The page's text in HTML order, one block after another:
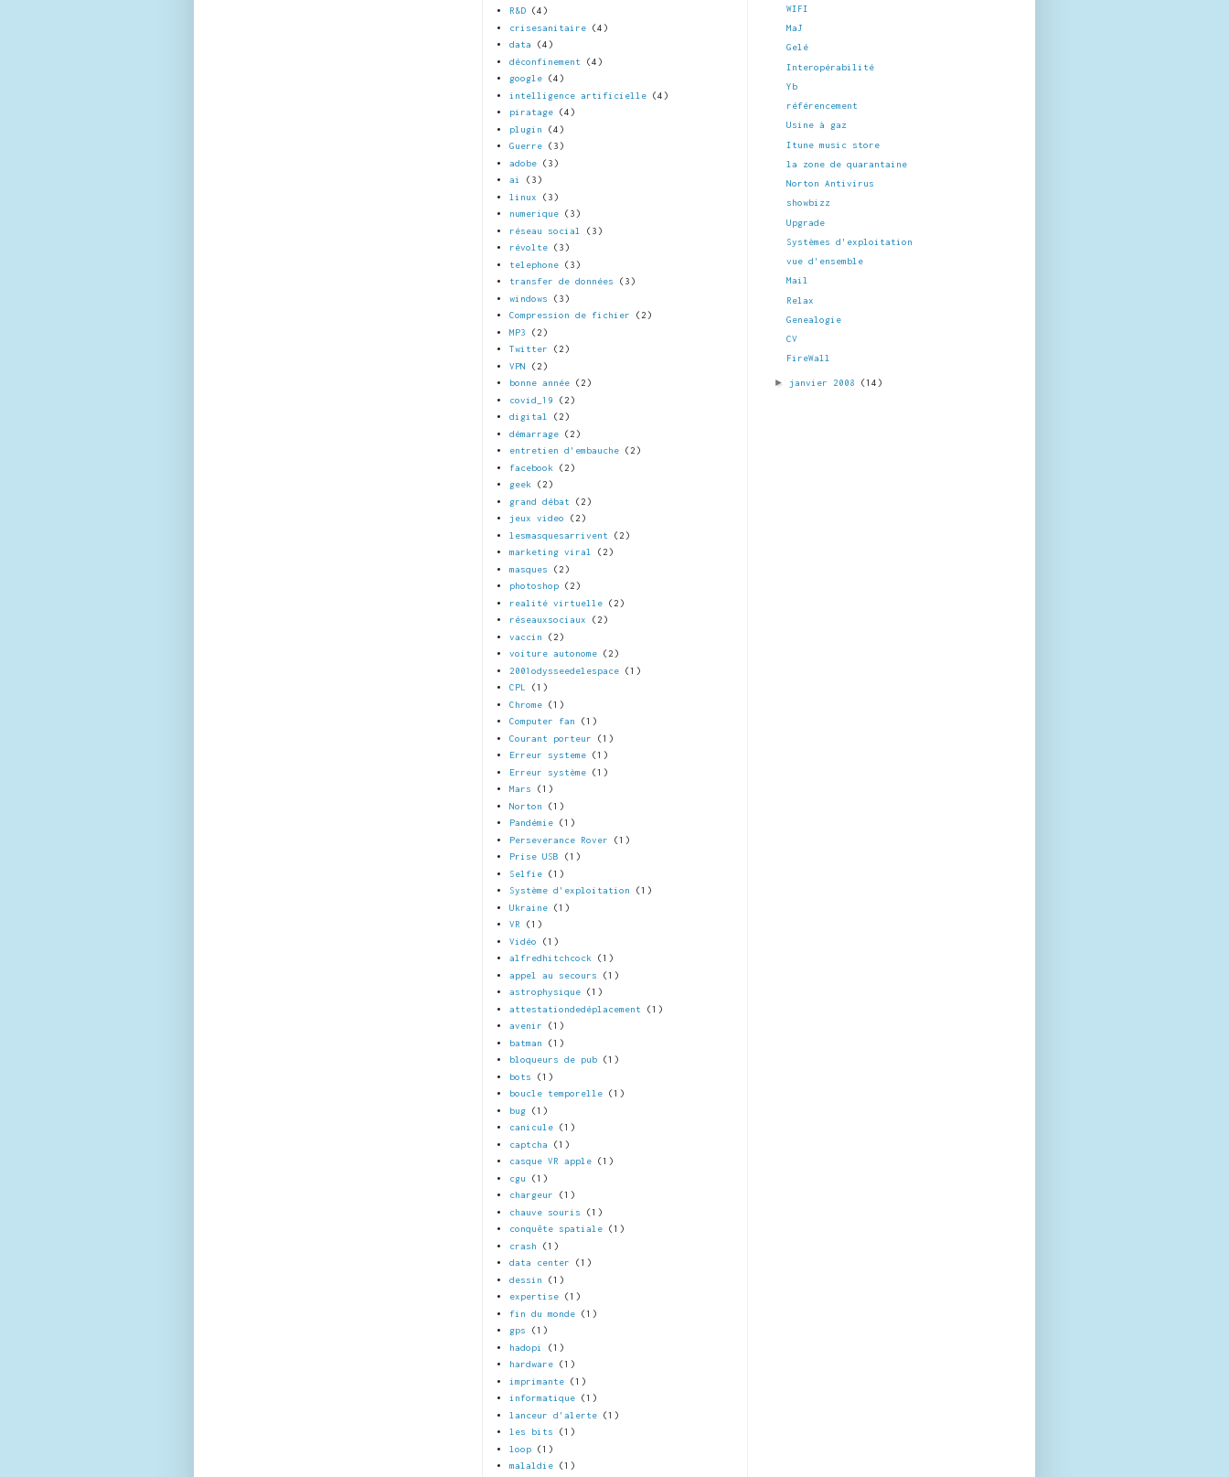
R&D
(4)
crisesanitaire
(4)
data
(4)
déconfinement
(4)
google
(4)
intelligence artificielle
(4)
piratage
(4)
plugin
(4)
Guerre
(3)
adobe
(3)
ai
(3)
linux
(3)
numerique
(3)
réseau social
(3)
révolte
(3)
telephone
(3)
transfer de données
(3)
windows
(3)
Compression de fichier
(2)
MP3
(2)
Twitter
(2)
VPN
(2)
bonne année
(2)
covid_19
(2)
digital
(2)
démarrage
(2)
entretien d'embauche
(2)
facebook
(2)
geek
(2)
grand débat
(2)
jeux video
(2)
lesmasquesarrivent
(2)
marketing viral
(2)
masques
(2)
photoshop
(2)
realité virtuelle
(2)
réseauxsociaux
(2)
vaccin
(2)
voiture autonome
(2)
2001odysseedelespace
(1)
CPL
(1)
Chrome
(1)
Computer fan
(1)
Courant porteur
(1)
Erreur systeme
(1)
Erreur système
(1)
Mars
(1)
Norton
(1)
Pandémie
(1)
Perseverance Rover
(1)
Prise USB
(1)
Selfie
(1)
Système d'exploitation
(1)
Ukraine
(1)
VR
(1)
Vidéo
(1)
alfredhitchcock
(1)
appel au secours
(1)
astrophysique
(1)
attestationdedéplacement
(1)
avenir
(1)
batman
(1)
bloqueurs de pub
(1)
bots
(1)
boucle temporelle
(1)
bug
(1)
canicule
(1)
captcha
(1)
casque VR apple
(1)
cgu
(1)
chargeur
(1)
chauve souris
(1)
conquête spatiale
(1)
crash
(1)
data center
(1)
dessin
(1)
expertise
(1)
fin du monde
(1)
gps
(1)
hadopi
(1)
hardware
(1)
imprimante
(1)
informatique
(1)
lanceur d'alerte
(1)
les bits
(1)
loop
(1)
malaldie
(1)
WIFI
MaJ
Gelé
Interopérabilité
Yb
référencement
Usine à gaz
Itune music store
la zone de quarantaine
Norton Antivirus
showbizz
Upgrade
Systèmes d'exploitation
vue d'ensemble
Mail
Relax
Genealogie
CV
FireWall
► janvier 2008 (14)